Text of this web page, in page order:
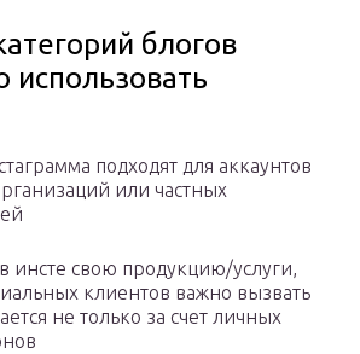
блогов
использовать
подходят для аккаунтов
или частных
инсте свою продукцию/услуги,
клиентов важно вызвать
не только за счет личных